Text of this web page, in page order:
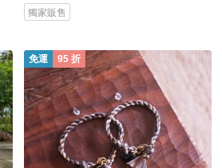
獨家販售
免運 95 折